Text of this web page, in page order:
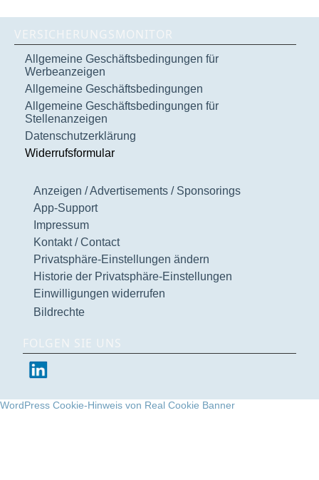
VERSICHERUNGSMONITOR
Allgemeine Geschäftsbedingungen für
Werbeanzeigen
Allgemeine Geschäftsbedingungen
Allgemeine Geschäftsbedingungen für
Stellenanzeigen
Datenschutzerklärung
Widerrufsformular
Anzeigen / Advertisements / Sponsorings
App-Support
Impressum
Kontakt / Contact
Privatsphäre-Einstellungen ändern
Historie der Privatsphäre-Einstellungen
Einwilligungen widerrufen
Bildrechte
FOLGEN SIE UNS
WordPress Cookie-Hinweis von Real Cookie Banner